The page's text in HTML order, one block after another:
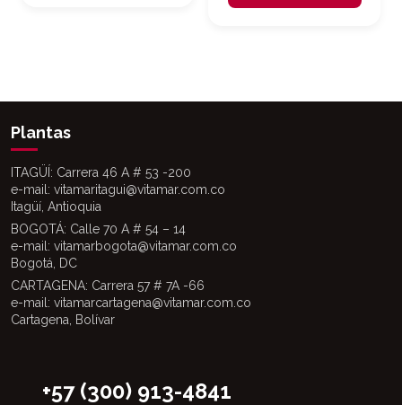
Plantas
ITAGÜÍ: Carrera 46 A # 53 -200
e-mail: vitamaritagui@vitamar.com.co
Itagüí, Antioquia
BOGOTÁ: Calle 70 A # 54 – 14
e-mail: vitamarbogota@vitamar.com.co
Bogotá, DC
CARTAGENA: Carrera 57 # 7A -66
e-mail: vitamarcartagena@vitamar.com.co
Cartagena, Bolívar
+57 (300) 913-4841